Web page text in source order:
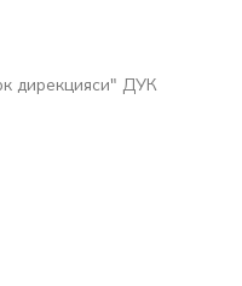
дирекцияси" ДУК